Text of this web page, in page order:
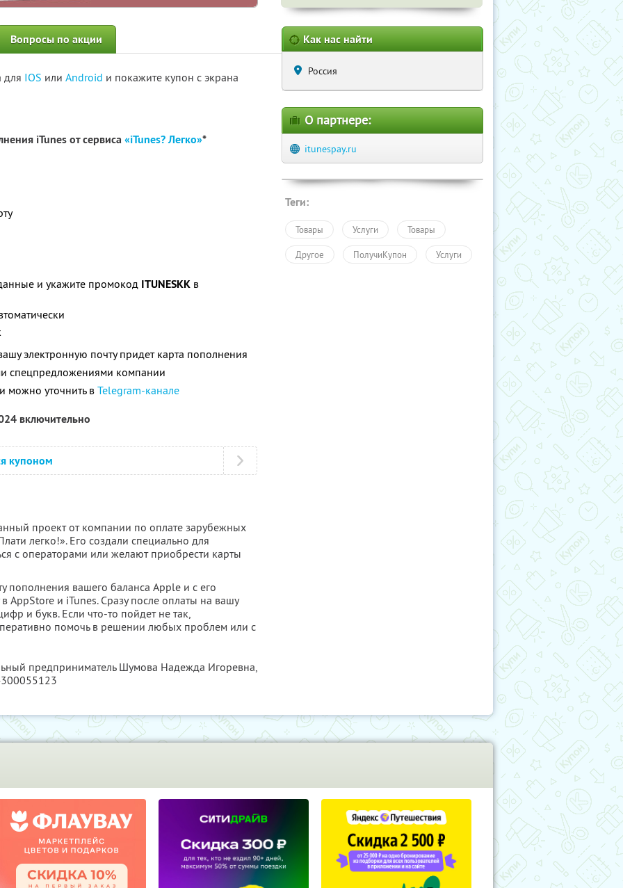
Вопросы по акции
для IOS или Android и покажите купон с экрана
iTunes от сервиса«iTunes? Легко»*
и укажите промокод ITUNESKK в
электронную почту придет карта пополнения
спецпредложениями компании
можно уточнить вTelegram-канале
включительно
купоном
проект от компании по оплате зарубежных
легко!». Его создали специально для
с операторами или желают приобрести карты
пополнения вашего баланса Apple и с его
AppStore и iTunes. Сразу после оплаты на вашу
и букв. Если что-то пойдет не так,
помочь в решении любых проблем или с
предприниматель Шумова Надежда Игоревна,
Как нас найти
Россия
О партнере:
itunespay.ru
Теги:
Товары Услуги Товары
Другое ПолучиКупон Услуги